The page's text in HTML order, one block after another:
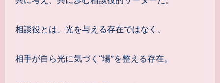
相談役とは、光を与える存在ではなく、
相手が自ら光に気づく“場”を整える存在。